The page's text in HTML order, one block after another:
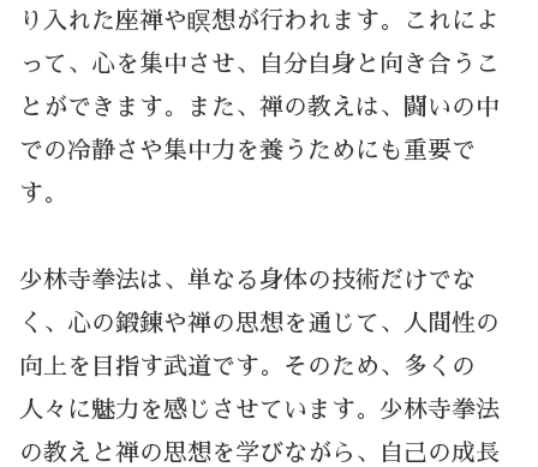
り入れた座禅や瞑想が行われます。これによ
って、心を集中させ、自分自身と向き合うこ
とができます。また、禅の教えは、闘いの中
での冷静さや集中力を養うためにも重要で
す。
少林寺拳法は、単なる身体の技術だけでな
く、心の鍛錬や禅の思想を通じて、人間性の
向上を目指す武道です。そのため、多くの
人々に魅力を感じさせています。少林寺拳法
の教えと禅の思想を学びながら、自己の成長